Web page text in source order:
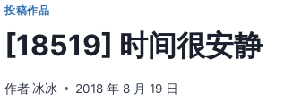
投稿作品
[18519] 时间很安静
作者 冰冰 2018 年 8 月 19 日